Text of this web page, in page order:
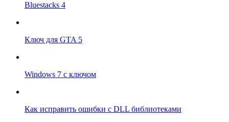
Bluestacks 4
Ключ для GTA 5
Windows 7 с ключом
Как исправить ошибки с DLL библиотеками